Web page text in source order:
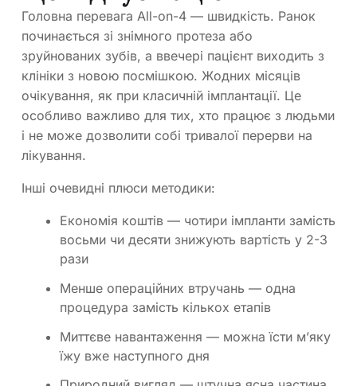
Головна перевага All-on-4 — швидкість. Ранок
починається зі знімного протеза або
зруйнованих зубів, а ввечері пацієнт виходить з
клініки з новою посмішкою. Жодних місяців
очікування, як при класичній імплантації. Це
особливо важливо для тих, хто працює з людьми
і не може дозволити собі тривалої перерви на
лікування.
Інші очевидні плюси методики:
Економія коштів — чотири імпланти замість
восьми чи десяти знижують вартість у 2-3
рази
Менше операційних втручань — одна
процедура замість кількох етапів
Миттєве навантаження — можна їсти м’яку
їжу вже наступного дня